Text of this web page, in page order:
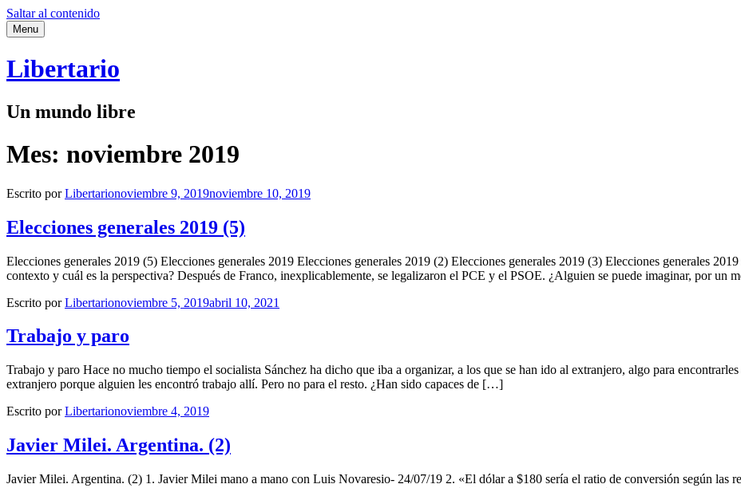
Saltar al contenido
Menu
Libertario
Un mundo libre
Mes: noviembre 2019
Escrito porLibertarionoviembre 9, 2019noviembre 10, 2019
Elecciones generales 2019 (5)
Elecciones generales 2019 (5) Elecciones generales 2019 Elecciones generales 2019 (2) Elecciones generales 2019 (3) Elecciones generales
contexto y cuál es la perspectiva? Después de Franco, inexplicablemente, se legalizaron el PCE y el PSOE. ¿Alguien se puede imaginar, por un
Escrito porLibertarionoviembre 5, 2019abril 10, 2021
Trabajo y paro
Trabajo y paro Hace no mucho tiempo el socialista Sánchez ha dicho que iba a organizar, a los que se han ido al extranjero, algo para
extranjero porque alguien les encontró trabajo allí. Pero no para el resto. ¿Han sido capaces de […]
Escrito porLibertarionoviembre 4, 2019
Javier Milei. Argentina. (2)
Javier Milei. Argentina. (2) 1. Javier Milei mano a mano con Luis Novaresio- 24/07/19 2. «El dólar a $180 sería el ratio de conversión según las